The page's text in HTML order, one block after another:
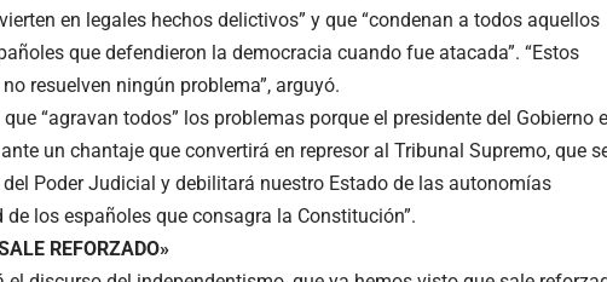
en legales hechos delictivos” y que “condenan a todos aquellos
que defendieron la democracia cuando fue atacada”. “Estos
resuelven ningún problema”, arguyó.
“agravan todos” los problemas porque el presidente del Gobierno
un chantaje que convertirá en represor al Tribunal Supremo, que
Poder Judicial y debilitará nuestro Estado de las autonomías
los españoles que consagra la Constitución”.
REFORZADO»